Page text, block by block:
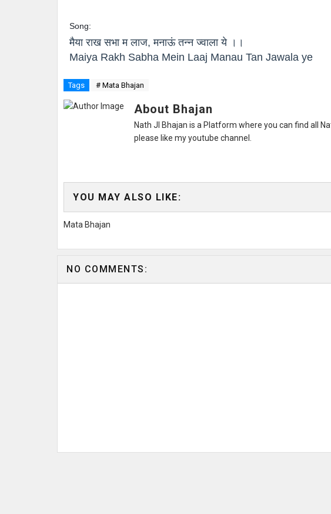
Song:
मैया राख सभा म लाज, मनाऊं तन्न ज्वाला ये ।।
Maiya Rakh Sabha Mein Laaj Manau Tan Jawala ye
Tags # Mata Bhajan
About Bhajan
Nath JI Bhajan is a Platform where you can find all
please like my youtube channel.
YOU MAY ALSO LIKE:
Mata Bhajan
NO COMMENTS: